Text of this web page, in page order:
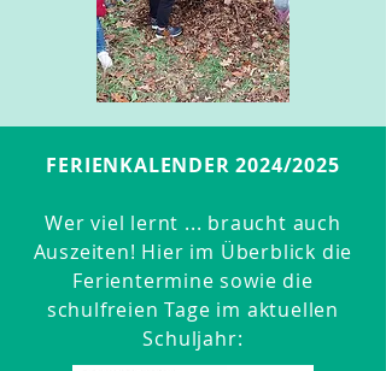
FERIENKALENDER 2024/2025
Wer viel lernt ... braucht auch
Auszeiten! Hier im Überblick die
Ferientermine sowie die
schulfreien Tage im aktuellen
Schuljahr: